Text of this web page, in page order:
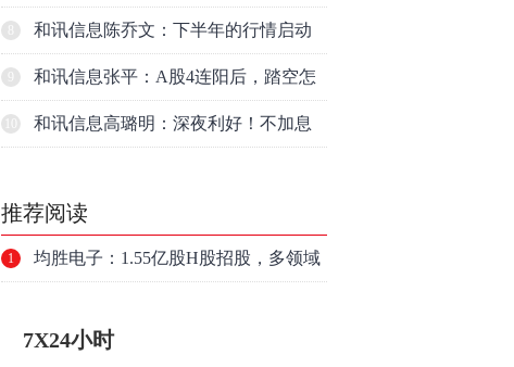
审宣判，主犯获刑五年
个人生道理
和讯信息陈乔文：下半年的行情启动
了
和讯信息张平：A股4连阳后，踏空怎
么办？结构性回补！
和讯信息高璐明：深夜利好！不加息
推荐阅读
1 均胜电子：1.55亿股H股招股，多领域
7X24小时